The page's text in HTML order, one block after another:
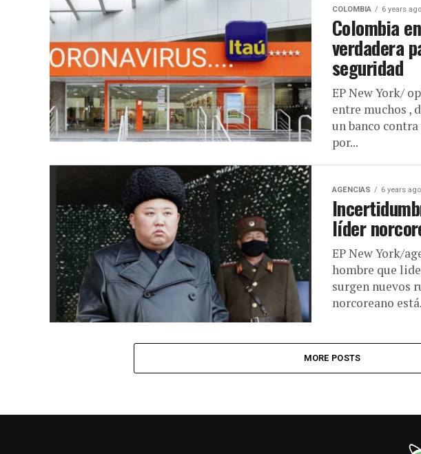
COLOMBIA 6 years ago
Colombia
verdadera
seguridad
EP New York/
entre muchos ,
un banco
por...
AGENCIAS 6 years ago
líder
EP New York/
hombre que
surgen nuevos
norcoreano
MORE POSTS